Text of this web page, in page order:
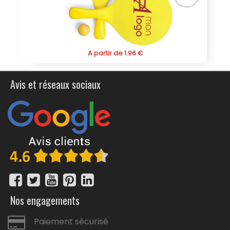
A partir de 1.96 €
Avis et réseaux sociaux
Nos engagements
Paiement sécurisé